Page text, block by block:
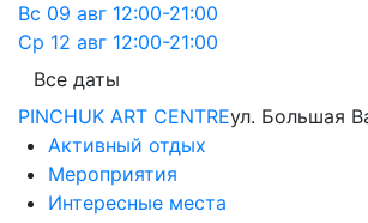
Вс 09 авг 12:00-21:00
Ср 12 авг 12:00-21:00
Все даты
PINCHUK ART CENTREул. Большая
Активный отдых
Мероприятия
Интересные места